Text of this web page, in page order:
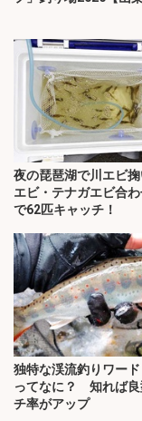
夜の琵琶湖で川エビ
エビ・テナガエビ合
で62匹キャッチ！
独特な渓流釣りワード
ってなに？ 知れば良
チ率がアップ